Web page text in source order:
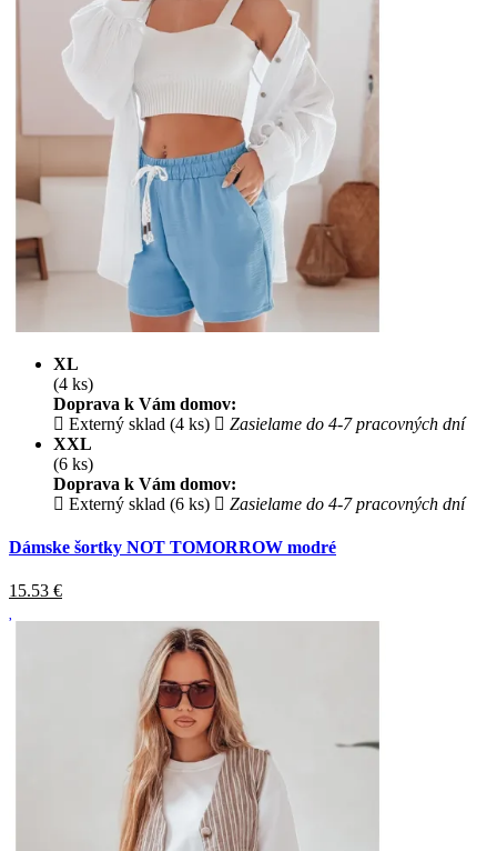
XL
(4 ks)
Doprava k Vám domov:
Externý sklad (4 ks)
Zasielame do 4-7 pracovných dní
XXL
(6 ks)
Doprava k Vám domov:
Externý sklad (6 ks)
Zasielame do 4-7 pracovných dní
Dámske šortky NOT TOMORROW modré
15.53 €